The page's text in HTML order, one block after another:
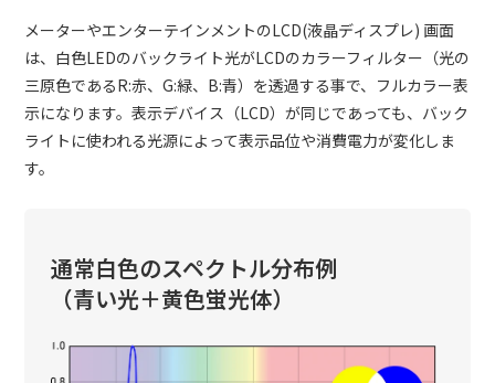
メーターやエンターテインメントのLCD(液晶ディスプレ) 画面
は、白色LEDのバックライト光がLCDのカラーフィルター（光の
三原色であるR:赤、G:緑、B:青）を透過する事で、フルカラー表
示になります。表示デバイス（LCD）が同じであっても、バック
ライトに使われる光源によって表示品位や消費電力が変化しま
す。
通常白色のスペクトル分布例
（青い光＋黄色蛍光体）